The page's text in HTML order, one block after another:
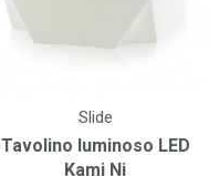
Slide
Tavolino luminoso LED
Kami Ni